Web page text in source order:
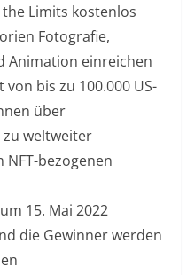
Limits kostenlos
Fotografie,
Animation einreichen
bis zu 100.000 US-
über
weltweiter
bezogenen
15. Mai 2022
die Gewinner werden